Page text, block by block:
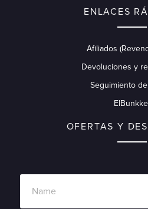
ENLACES
Afiliados
Devoluciones y
Seguimiento
OFERTAS Y